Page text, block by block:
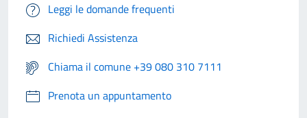
Leggi le domande frequenti
Richiedi Assistenza
Chiama il comune +39 080 310 7111
Prenota un appuntamento